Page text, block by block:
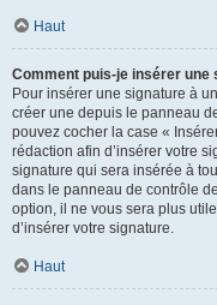
Haut
Comment puis-je insérer une
Pour insérer une signature à
créer une depuis le panneau
pouvez cocher la case «
rédaction afin d’insérer votre
signature qui sera insérée à
dans le panneau de contrôle
option, il ne vous sera plus
d’insérer votre signature.
Haut